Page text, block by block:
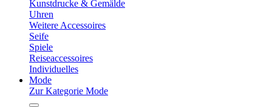
Kunstdrucke & Gemälde
Uhren
Weitere Accessoires
Seife
Spiele
Reiseaccessoires
Individuelles
Mode
Zur Kategorie Mode